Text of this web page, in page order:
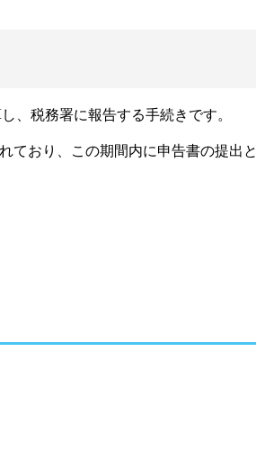
、税務署に報告する手続きです。
ており、この期間内に申告書の提出と